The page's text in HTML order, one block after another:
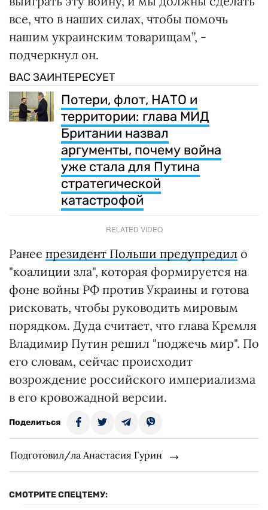
все, что в наших силах, чтобы помочь
нашим украинским товарищам”, -
подчеркнул он.
ВАС ЗАИНТЕРЕСУЕТ
Потери, флот, НАТО и
территории: глава МИД
Британии назвал
аргументы, почему война
уже стала для Путина
стратегической
катастрофой
RELATED VIDEO
Ранее президент Польши предупредил о
"коалиции зла", которая формируется на
фоне войны РФ против Украины и готова
рисковать, чтобы руководить мировым
порядком. Дуда считает, что глава Кремля
Владимир Путин решил "поджечь мир". По
его словам, сейчас происходит
возрождение российского империализма
в его кровожадной версии.
Поделиться
Подготовил/ла Анастасия Гурин
СМОТРИТЕ СПЕЦТЕМУ: